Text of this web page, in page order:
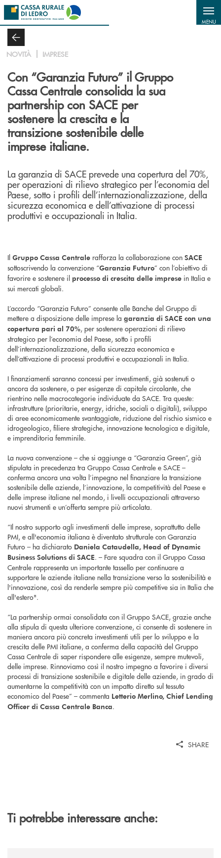
Salta al contenuto principale
MENU
NOVITÀ IMPRESE
Con “Garanzia Futuro” il Gruppo
Cassa Centrale consolida la sua
partnership con SACE per
sostenere la crescita e la
transizione sostenibile delle
imprese italiane.
La garanzia di SACE prevede una copertura del 70%,
per operazioni di rilievo strategico per l’economia del
Paese, sotto i profili dell’internazionalizzazione, della
sicurezza economica e dell’attivazione di processi
produttivi e occupazionali in Italia.
Il Gruppo Cassa Centrale rafforza la collaborazione con SACE
sottoscrivendo la convenzione “Garanzia Futuro” con l’obiettivo di
favorire e sostenere il processo di crescita delle imprese in Italia e
sui mercati globali.
L’accordo “Garanzia Futuro” consente alle Banche del Gruppo di
mettere a disposizione delle imprese la garanzia di SACE con una
copertura pari al 70%, per sostenere operazioni di rilievo
strategico per l’economia del Paese, sotto i profili
dell’internazionalizzazione, della sicurezza economica e
dell’attivazione di processi produttivi e occupazionali in Italia.
I finanziamenti saranno concessi per investimenti, già sostenuti o
ancora da sostenere, o per esigenze di capitale circolante, che
rientrino nelle macrocategorie individuate da SACE. Tra queste:
infrastrutture (prioritarie, energy, idriche, sociali o digitali), sviluppo
di aree economicamente svantaggiate, riduzione del rischio sismico e
idrogeologico, filiere strategiche, innovazione tecnologica e digitale,
e imprenditoria femminile.
La nuova convenzione – che si aggiunge a “Garanzia Green”, già
stipulata in precedenza tra Gruppo Cassa Centrale e SACE –
conferma ancora una volta l’impegno nel finanziare la transizione
sostenibile delle aziende, l’innovazione, la competitività del Paese e
delle imprese italiane nel mondo, i livelli occupazionali attraverso
nuovi strumenti e un’offerta sempre più articolata.
“Il nostro supporto agli investimenti delle imprese, soprattutto delle
PMI, e all'economia italiana è diventato strutturale con Garanzia
Futuro – ha dichiarato Daniela Cataudella, Head of Dynamic
Business Solutions di SACE. – Fare squadra con il Gruppo Cassa
Centrale rappresenta un importante tassello per continuare a
supportare le aziende italiane nella transizione verso la sostenibilità e
l'innovazione, così da renderle sempre più competitive sia in Italia che
all'estero".
“La partnership ormai consolidata con il Gruppo SACE, grazie anche
alla stipula di questa ulteriore convenzione, ci consente di sostenere in
maniera ancora più concreta investimenti utili per lo sviluppo e la
crescita delle PMI italiane, a conferma della capacità del Gruppo
Cassa Centrale di saper rispondere alle esigenze, sempre mutevoli,
delle imprese. Rinnoviamo così il nostro impegno a favorire i diversi
processi di transizione sostenibile e digitale delle aziende, in grado di
aumentarne la competitività con un impatto diretto sul tessuto
economico del Paese” – commenta Letterio Merlino, Chief Lending
Officer di Cassa Centrale Banca.
SHARE
Ti potrebbe interessare anche: